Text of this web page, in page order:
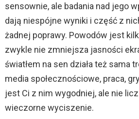
sensownie, ale badania nad jego
dają niespójne wyniki i część z
żadnej poprawy. Powodów jest
zwykle nie zmniejsza jasności
światłem na sen działa też sama
media społecznościowe, praca,
jest Ci z nim wygodniej, ale nie
wieczorne wyciszenie.